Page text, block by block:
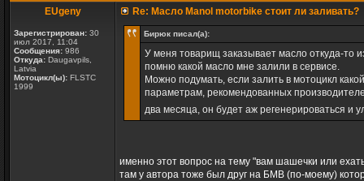
EUgeny
Зарегистрирован: 30
июл 2017, 11:04
Сообщения: 986
Откуда: Daugavpils,
Latvia
Мотоцикл(ы): FLSTC
1999
Re: Масло Manol motorbike стоит ли заливать?
Бирюк писал(а):
У меня товарищ заказывает масло откуда-то
помню какой масло мне залили в сервисе.
Можно подумать, если залить в мотоцикл
параметрам, рекомендованных
два месяца, он будет аж регенерироваться и
именно этот вопрос на тему "вам шашечки или
там у автора тоже был друг на БМВ (по-моему)